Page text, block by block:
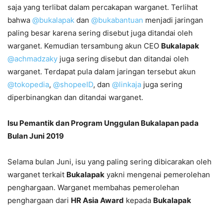
saja yang terlibat dalam percakapan warganet. Terlihat
bahwa @bukalapak dan @bukabantuan menjadi jaringan
paling besar karena sering disebut juga ditandai oleh
warganet. Kemudian tersambung akun CEO Bukalapak
@achmadzaky juga sering disebut dan ditandai oleh
warganet. Terdapat pula dalam jaringan tersebut akun
@tokopedia, @shopeeID, dan @linkaja juga sering
diperbinangkan dan ditandai warganet.
Isu Pemantik dan Program Unggulan Bukalapan pada
Bulan Juni 2019
Selama bulan Juni, isu yang paling sering dibicarakan oleh
warganet terkait Bukalapak yakni mengenai pemerolehan
penghargaan. Warganet membahas pemerolehan
penghargaan dari HR Asia Award kepada Bukalapak